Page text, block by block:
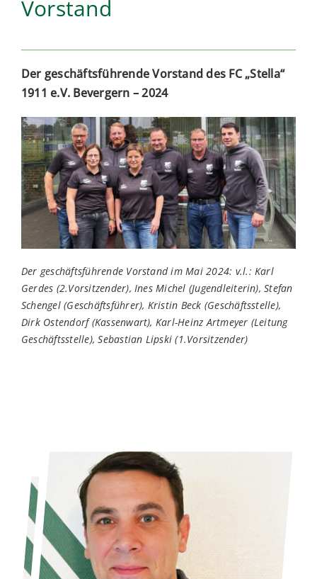
Volleyball
Vorstand
Der geschäftsführende Vorstand des FC „Stella“
1911 e.V. Bevergern – 2024
Der geschäftsführende Vorstand im Mai 2024: v.l.: Karl
Gerdes (2.Vorsitzender), Ines Michel (Jugendleiterin), Stefan
Schengel (Geschäftsführer), Kristin Beck (Geschäftsstelle),
Dirk Ostendorf (Kassenwart), Karl-Heinz Artmeyer (Leitung
Geschäftsstelle), Sebastian Lipski (1.Vorsitzender)